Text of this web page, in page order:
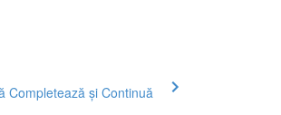
Completează și Continuă